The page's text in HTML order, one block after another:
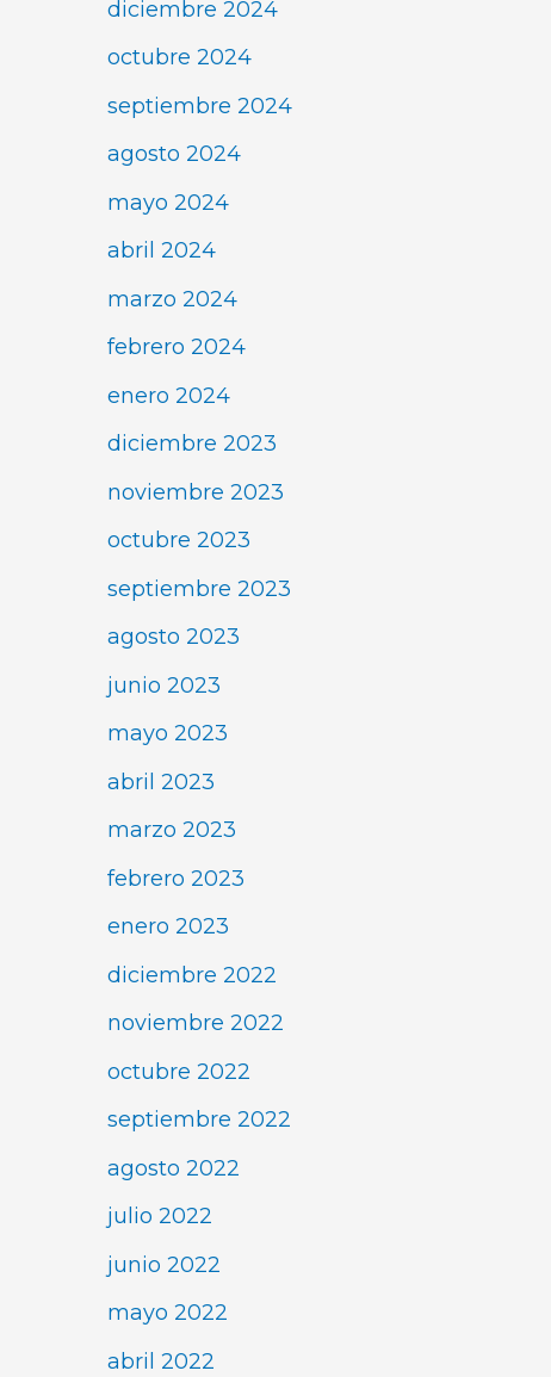
diciembre 2024
octubre 2024
septiembre 2024
agosto 2024
mayo 2024
abril 2024
marzo 2024
febrero 2024
enero 2024
diciembre 2023
noviembre 2023
octubre 2023
septiembre 2023
agosto 2023
junio 2023
mayo 2023
abril 2023
marzo 2023
febrero 2023
enero 2023
diciembre 2022
noviembre 2022
octubre 2022
septiembre 2022
agosto 2022
julio 2022
junio 2022
mayo 2022
abril 2022